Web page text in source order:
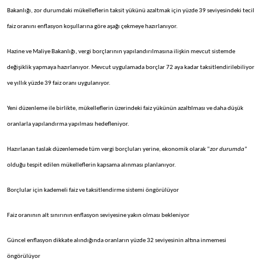
Bakanlığı, zor durumdaki mükelleflerin taksit yükünü azaltmak için yüzde 39 seviyesindeki tecil
faiz oranını enflasyon koşullarına göre aşağı çekmeye hazırlanıyor.
Hazine ve Maliye Bakanlığı, vergi borçlarının yapılandırılmasına ilişkin mevcut sistemde
değişiklik yapmaya hazırlanıyor. Mevcut uygulamada borçlar 72 aya kadar taksitlendirilebiliyor
ve yıllık yüzde 39 faiz oranı uygulanıyor.
Yeni düzenleme ile birlikte, mükelleflerin üzerindeki faiz yükünün azaltılması ve daha düşük
oranlarla yapılandırma yapılması hedefleniyor.
Hazırlanan taslak düzenlemede tüm vergi borçluları yerine, ekonomik olarak “zor durumda”
olduğu tespit edilen mükelleflerin kapsama alınması planlanıyor.
Borçlular için kademeli faiz ve taksitlendirme sistemi öngörülüyor
Faiz oranının alt sınırının enflasyon seviyesine yakın olması bekleniyor
Güncel enflasyon dikkate alındığında oranların yüzde 32 seviyesinin altına inmemesi
öngörülüyor